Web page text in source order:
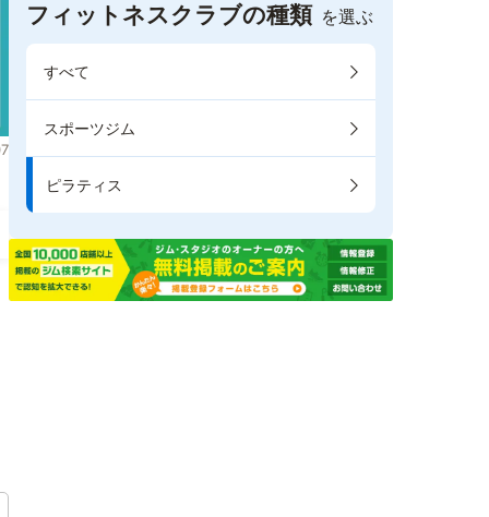
フィットネスクラブの種類 を選ぶ
すべて
スポーツジム
ピラティス